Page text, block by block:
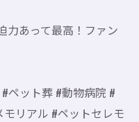
力あって最高！ファン
ペット葬 #動物病院 #
リアル #ペットセレモ